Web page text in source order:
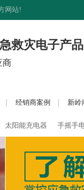
网站!
救灾电子产品
商
经销商案例 新岭
太阳能充电器 手摇手